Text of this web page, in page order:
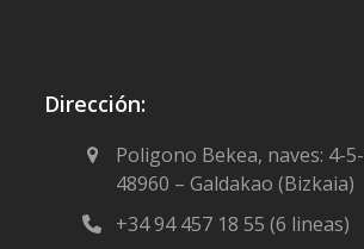
Dirección:
Poligono Bekea, naves: 4-
48960 – Galdakao (Bizkaia)
+34 94 457 18 55 (6 lineas)